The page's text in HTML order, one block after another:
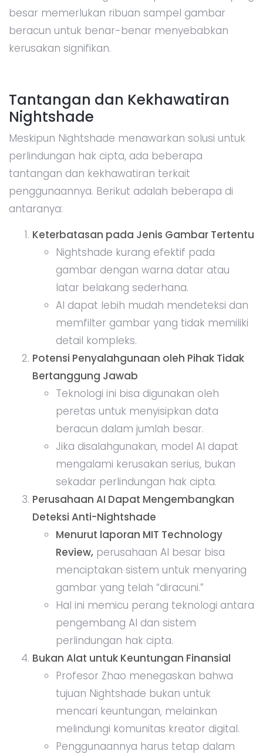
besar memerlukan ribuan sampel gambar
beracun untuk benar-benar menyebabkan
kerusakan signifikan.
Tantangan dan Kekhawatiran
Nightshade
Meskipun Nightshade menawarkan solusi untuk
perlindungan hak cipta, ada beberapa
tantangan dan kekhawatiran terkait
penggunaannya. Berikut adalah beberapa di
antaranya:
Keterbatasan pada Jenis Gambar Tertentu
Nightshade kurang efektif pada
gambar dengan warna datar atau
latar belakang sederhana.
AI dapat lebih mudah mendeteksi dan
memfilter gambar yang tidak memiliki
detail kompleks.
Potensi Penyalahgunaan oleh Pihak Tidak
Bertanggung Jawab
Teknologi ini bisa digunakan oleh
peretas untuk menyisipkan data
beracun dalam jumlah besar.
Jika disalahgunakan, model AI dapat
mengalami kerusakan serius, bukan
sekadar perlindungan hak cipta.
Perusahaan AI Dapat Mengembangkan
Deteksi Anti-Nightshade
Menurut laporan MIT Technology
Review, perusahaan AI besar bisa
menciptakan sistem untuk menyaring
gambar yang telah “diracuni.”
Hal ini memicu perang teknologi antara
pengembang AI dan sistem
perlindungan hak cipta.
Bukan Alat untuk Keuntungan Finansial
Profesor Zhao menegaskan bahwa
tujuan Nightshade bukan untuk
mencari keuntungan, melainkan
melindungi komunitas kreator digital.
Penggunaannya harus tetap dalam